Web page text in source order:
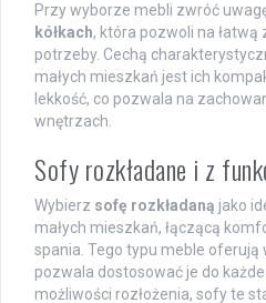
Przy wyborze mebli zwróć
kółkach, która pozwoli na
potrzeby. Cechą
małych mieszkań jest ich
lekkość, co pozwala na
wnętrzach.
Sofy rozkładane i z
Wybierz sofę rozkładaną jako
małych mieszkań, łączącą
spania. Tego typu meble oferują
pozwala dostosować je do
możliwości rozłożenia, sofy te